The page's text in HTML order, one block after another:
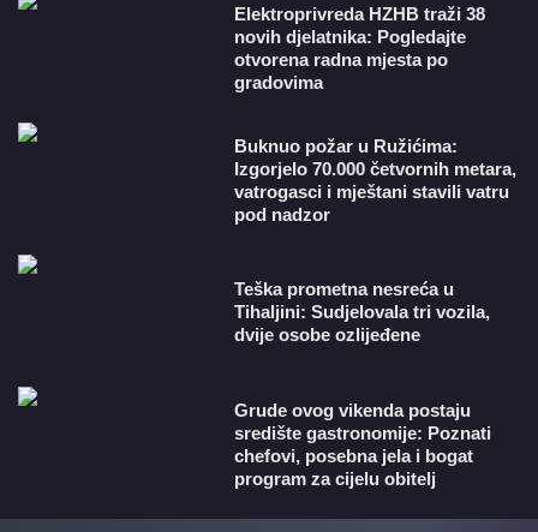
​Elektroprivreda HZHB traži 38
novih djelatnika: Pogledajte
otvorena radna mjesta po
gradovima
Buknuo požar u Ružićima:
Izgorjelo 70.000 četvornih metara,
vatrogasci i mještani stavili vatru
pod nadzor
Teška prometna nesreća u
Tihaljini: Sudjelovala tri vozila,
dvije osobe ozlijeđene
Grude ovog vikenda postaju
središte gastronomije: Poznati
chefovi, posebna jela i bogat
program za cijelu obitelj